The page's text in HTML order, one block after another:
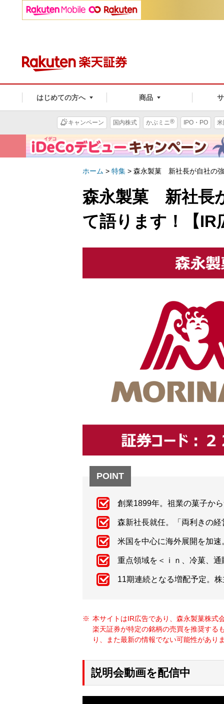
はじめての方へ 商品
キャンペーン 国内株式 かぶミニ® IPO・PO
ホーム > 特集 > 森永製菓 新社長が自社の
森永製菓 新社長
て語ります！【IR
POINT
創業1899年。祖業の菓子か
森新社長就任。「両利きの
米国を中心に海外展開を加
重点領域を＜ｉｎ、冷菓、
11期連続となる増配予定。
本サイトはIR広告であり、森永製菓株式
楽天証券が特定の銘柄の売買を推奨する
り、また最新の情報でない可能性があり
説明会動画を配信中